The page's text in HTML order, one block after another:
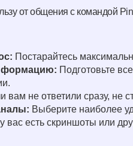
от общения с командой
Постарайтесь
Подготовьте
вам не ответили сразу, не
Выберите наиболее
вас есть скриншоты или